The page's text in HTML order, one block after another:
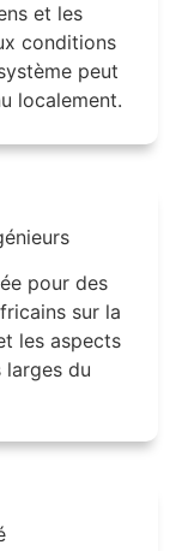
et les
conditions
peut
localement.
pour des
sur la
les aspects
larges du